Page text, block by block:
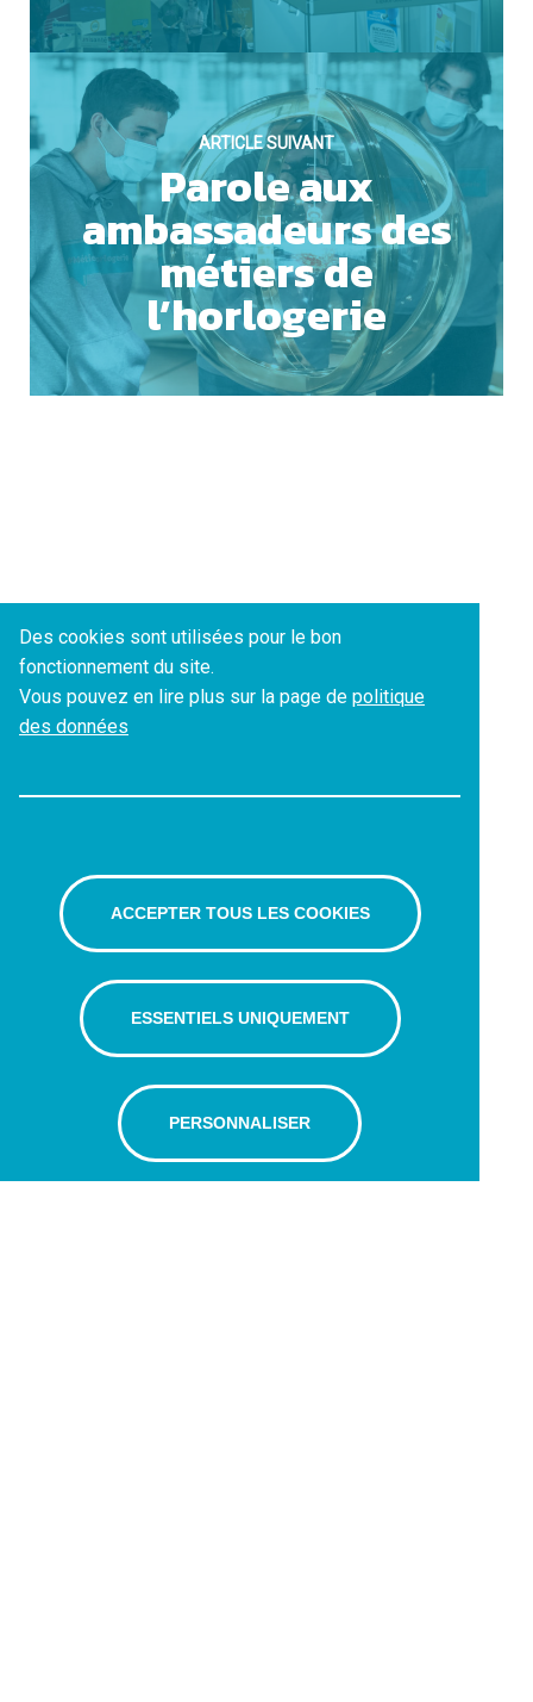
ARTICLE SUIVANT
Parole aux
ambassadeurs des
métiers de
l’horlogerie
Des cookies sont utilisées pour le bon
fonctionnement du site.
Vous pouvez en lire plus sur la page de politique
des données
ACCEPTER TOUS LES COOKIES
ESSENTIELS UNIQUEMENT
PERSONNALISER
ACCEPTER TOUS LES COOKIES
ESSENTIELS UNIQUEMENT